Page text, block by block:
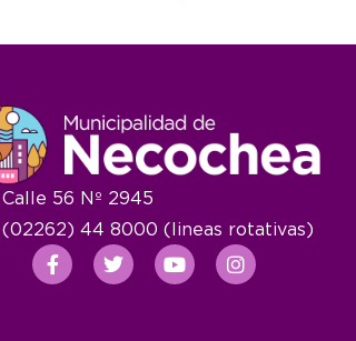
Calle 56 Nº 2945
(02262) 44 8000 (lineas rotativas)